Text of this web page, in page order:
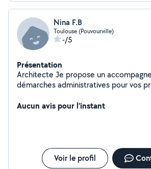
Nina F.B
Toulouse (Pouvourville)
-/5
Présentation
Architecte Je propose un
démarches administratives pour vos
/Déclaration de travaux) Possibilité de
Aucun avis pour l'instant
Voir le profil